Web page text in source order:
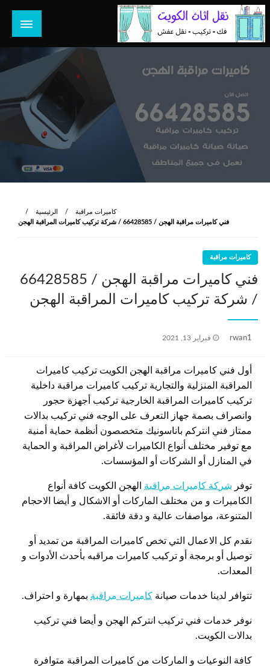
التخطي
إلى
المحتوى
هل تبحث عن أفضل خدمات بالكويت؟ خدمة فك نقل تركيب صيانة
تصليح جميع الخدمات المنزلية في الكويت
الرئيسية
كاميرات مراقبة
فني كاميرات مراقبة الهجن / 66428585 / شركة تركيب كاميرات المراقبة الهجن
كاميرات مراقبة
فني كاميرات مراقبة الهجن / 66428585
/ شركة تركيب كاميرات المراقبة الهجن
rwan1
نُشر
فبراير 13, 2021
أول فني كاميرات مراقبة الهجن الكويت تركيب كاميرات
المراقبة المنزلية والتجارية تركيب كاميرات مراقبة داخلية
تركيب كاميرات المراقبة الخارجية تركيب أجهزة حجور
وانصراف بصمة جهاز التعرف على الوجه فني تركيب بدالات
ممتاز فني انتركم باناسونيك متخصصون أنظمة حماية أمنية
مع توفير مختلف أنواع الكاميرات لأغراض المراقبة و الحماية
في المنازل أو الشركات أو المؤسسات.
توفر شركة كاميرات مراقبة الهجن الكويت كافة أنواع
الكاميرات و من مختلف الماركات أو الاشكال و أيضا الاحجام
المتنوعة، مواصفات عالية و دقة فائقة.
نقدم كل الاعمال التي تخص كاميرات المراقبة من تمديد أو
توصيل أو برمجة أو تركيب كاميرات مراقبه بأحدث الأدوات و
المعدات.
تتوافر لدينا خدمات صيانة كاميرات مراقبة بمهارة و احتراف.
نوفر خدمات فني تركيب انتركم الهجن و أيضا فني تركيب
بدالات الكويت.
كافة النوعيات و الماركات من كاميرات المراقبة متوافرة